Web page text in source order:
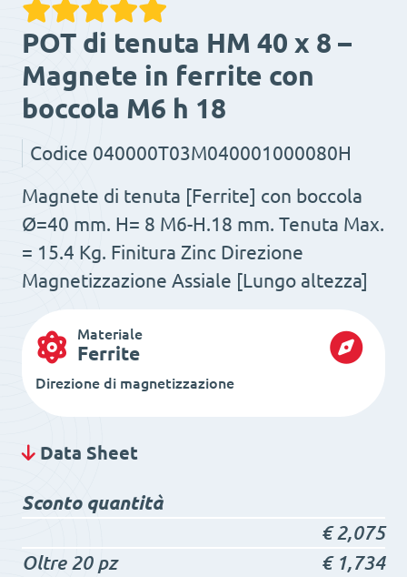
POT di tenuta HM 40 x 8 –
Magnete in ferrite con
boccola M6 h 18
Codice 040000T03M040001000080H
Magnete di tenuta [Ferrite] con boccola
Ø=40 mm. H= 8 M6-H.18 mm. Tenuta Max.
= 15.4 Kg. Finitura Zinc Direzione
Magnetizzazione Assiale [Lungo altezza]
Materiale
Ferrite
Direzione di magnetizzazione
Data Sheet
Sconto quantità
€2,075
Oltre 20 pz
€1,734